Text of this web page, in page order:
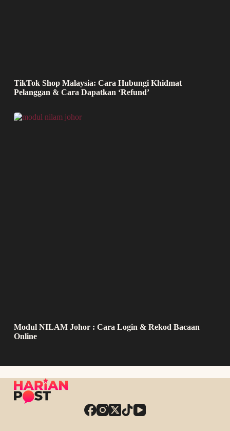
TikTok Shop Malaysia: Cara Hubungi Khidmat
Pelanggan & Cara Dapatkan ‘Refund’
Modul NILAM Johor : Cara Login & Rekod Bacaan
Online